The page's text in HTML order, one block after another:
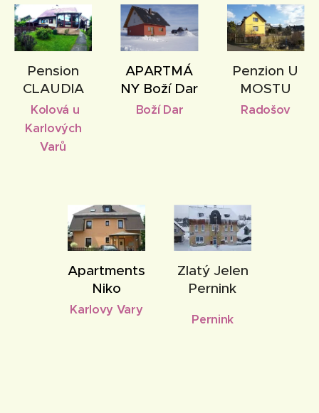
Pension
CLAUDIA
Kolová u
Karlových
Varů
APARTMÁ
NY Boží Dar
Boží Dar
Penzion U
MOSTU
Radošov
Apartments
Niko
Karlovy Vary
Zlatý Jelen
Pernink
Pernink